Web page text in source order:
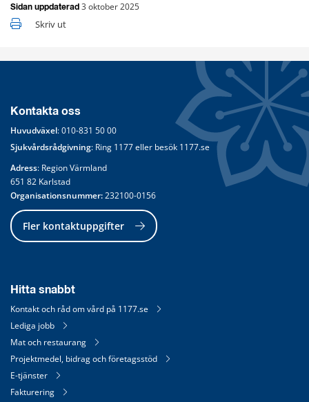
Sidan uppdaterad 3 oktober 2025
Skriv ut
Kontakta oss
Huvudväxel: 010-831 50 00
Sjukvårdsrådgivning: Ring 1177 eller besök 1177.se
Adress: Region Värmland
651 82 Karlstad
Organisationsnummer: 232100-0156
Fler kontaktuppgifter
Hitta snabbt
Kontakt och råd om vård på 1177.se
Lediga jobb
Mat och restaurang
Projektmedel, bidrag och företagsstöd
E-tjänster
Fakturering